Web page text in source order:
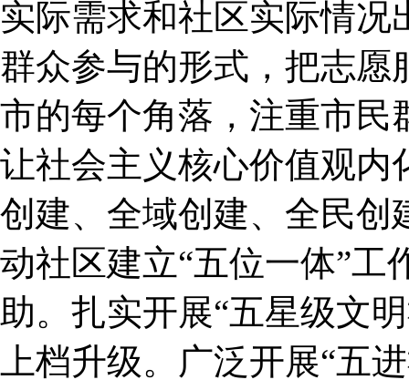
实际需求和社区实际情
群众参与的形式，把志愿
市的每个角落，注重市民
让社会主义核心价值观内
创建、全域创建、全民创
动社区建立“五位一体”工
助。扎实开展“五星级文
上档升级。广泛开展“五